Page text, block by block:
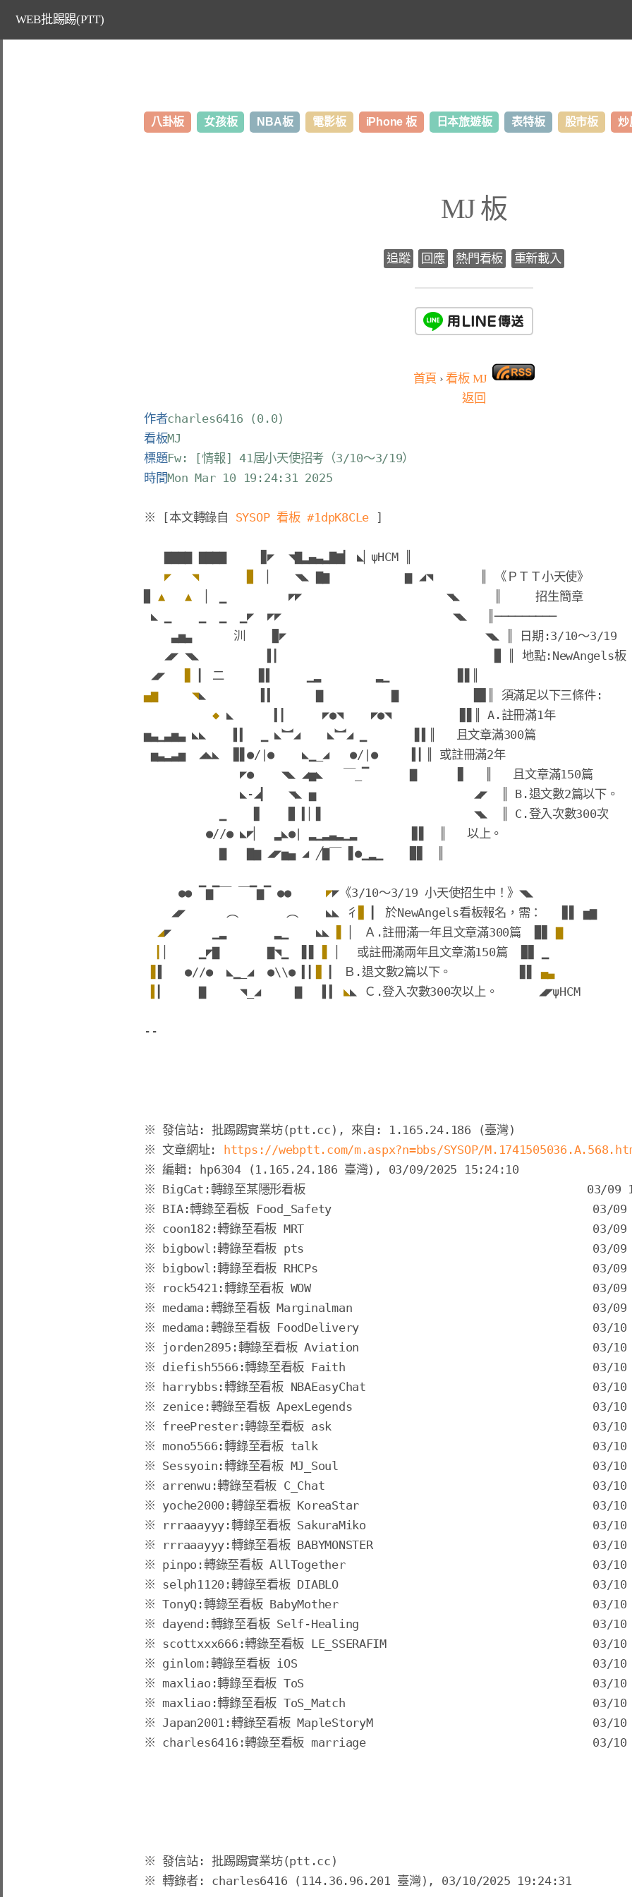
WEB批踢踢(PTT)
八卦板 女孩板 NBA板 電影板 iPhone 板 日本旅遊板 表特板 股市板 炒
MJ 板
追蹤 回應 熱門看板 重新載入
首頁 › 看板 MJ
返回
作者charles6416 (0.0)
看板MJ
標題Fw: [情報] 41屆小天使招考（3/10～3/19）
時間Mon Mar 10 19:24:31 2025
※ [本文轉錄自 SYSOP 看板 #1dpK8CLe
▇▇▇▇ ▇▇▇▇ ▊◤
  ◥
▇▂▄▃▂▇▆▎ ◣ ▏ψHCM
◤
◥ ◥◣ ▇▆ ▆ ◢◥ 《 ＰＴＴ小天使》
▲ ▲ ◤◤                     ◥◣
     招生簡章
◣ ▁    ▁  ▁  ▁◤ ◤◤                         ◥◣ ║─────────
▃▅▃
      汌
▉◤
                             ◥
◣
日期:3/10～3/19
◢◤ ◥◣ 地點: NewAngels
◢◤ ▎ 二
▄▆
     ◥
◣ ▇ ▇
須滿足以下三條件:
◆ ◣ ▎ ◤●◥
    ◤
●◥
A.註冊滿1年
▅▃▁▃▅▃ ◣◣ ▁ ◣︼◢
    ◣
︼◢
   且文章滿300篇
▅▃▂▃▅
  ◢
◣◣ ▋●/|● ◣ _◢ ●/| ● 或註冊滿2年
              ◤
● ◥◣ ◢▅◣ ￣_▔ ▇
   且文章滿150篇
              ◣
- ◢▎   ◥◣ ▅ ◢◤
B.退文數2篇以下。
◥◣
C.登入次數300次
●//● ◣◤▏  ▂ ◣●| ▂▁▂▃▂▁▂
   以上。
▇
   ▇
▆ ◢◤▅▄ ◢ ╱▇￣ ▋●▁
●● ▔▆▔￣ ￣▔▆▔ ●● ◤◤ 《3/10～3/19 小天使招生中！》◥◣
◢◤      ︵
       ︵
◣◣ 彳 ▎ 於NewAngels看板報名，需：
▋ ▅▆
◢◤ ◣◣ ▏ Ａ.註冊滿一年且文章滿300篇 ▊ ▇
◤▇ ▇◥▁ ▏  或註冊滿兩年且文章滿150篇
▌ ●//● ◣ _◢ ●\\● ▎ Ｂ.退文數2篇以下。 ▋ ▄▃
▇ ◥_ ◢ ▇ ◣◣ Ｃ.登入次數300次以上。      ◢◤ψHCM
※ 文章網址: https://webptt.com/m.aspx?n=bbs/SYSOP/
※ BigCat :轉錄至某隱形看板
※ BIA:轉錄至看板 Food_Safety
※ coon182 :轉錄至看板 MRT
※ bigbowl :轉錄至看板 pts
※ bigbowl :轉錄至看板 RHCPs
※
rock5421 :轉錄至看板 WOW
※ medama :轉錄至看板 Marginalman
※ medama :轉錄至看板 FoodDelivery
※ jorden2895 :轉錄至看板 Aviation
※ diefish5566 :轉錄至看板 Faith
※ harrybbs :轉錄至看板 NBAEasyChat
※ zenice:轉錄至看板 ApexLegends
※ freePrester:轉錄至看板 ask
※ mono5566 :轉錄至看板 talk
※ Sessyoin :轉錄至看板 MJ_Soul
※ arrenwu :轉錄至看板 C_Chat
※ yoche2000 :轉錄至看板 KoreaStar
※
rrraaayyy :轉錄至看板 SakuraMiko
※
rrraaayyy :轉錄至看板 BABYMONSTER
※ pinpo :轉錄至看板 AllTogether
※ selph1120 :轉錄至看板 DIABLO
※ TonyQ :轉錄至看板 BabyMother
※ dayend :轉錄至看板 Self-Healing
※ scottxxx666 :轉錄至看板 LE_SSERAFIM
※ ginlom:轉錄至看板 iOS
※ maxliao :轉錄至看板 ToS
※ maxliao :轉錄至看板 ToS_Match
※ Japan2001 :轉錄至看板 MapleStoryM
※ charles6416 :轉錄至看板 marriage
03/10